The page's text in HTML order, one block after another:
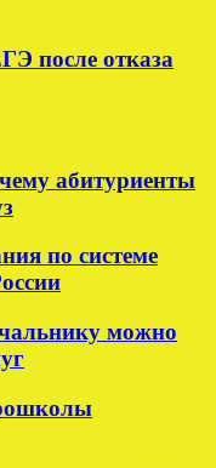
после отказа
абитуриенты
по системе
можно